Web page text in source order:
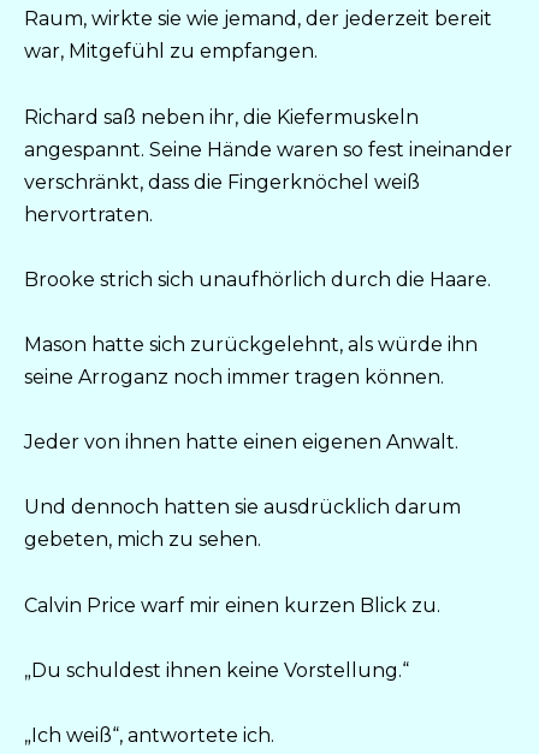
Raum, wirkte sie wie jemand, der jederzeit bereit
war, Mitgefühl zu empfangen.
Richard saß neben ihr, die Kiefermuskeln
angespannt. Seine Hände waren so fest ineinander
verschränkt, dass die Fingerknöchel weiß
hervortraten.
Brooke strich sich unaufhörlich durch die Haare.
Mason hatte sich zurückgelehnt, als würde ihn
seine Arroganz noch immer tragen können.
Jeder von ihnen hatte einen eigenen Anwalt.
Und dennoch hatten sie ausdrücklich darum
gebeten, mich zu sehen.
Calvin Price warf mir einen kurzen Blick zu.
„Du schuldest ihnen keine Vorstellung.“
„Ich weiß“, antwortete ich.